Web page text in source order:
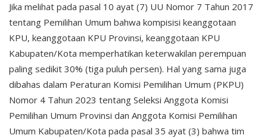
Jika melihat pada pasal 10 ayat (7) UU Nomor 7 Tahun 2017
tentang Pemilihan Umum bahwa kompisisi keanggotaan
KPU, keanggotaan KPU Provinsi, keanggotaan KPU
Kabupaten/Kota memperhatikan keterwakilan perempuan
paling sedikit 30% (tiga puluh persen). Hal yang sama juga
dibahas dalam Peraturan Komisi Pemilihan Umum (PKPU)
Nomor 4 Tahun 2023 tentang Seleksi Anggota Komisi
Pemilihan Umum Provinsi dan Anggota Komisi Pemilihan
Umum Kabupaten/Kota pada pasal 35 ayat (3) bahwa tim